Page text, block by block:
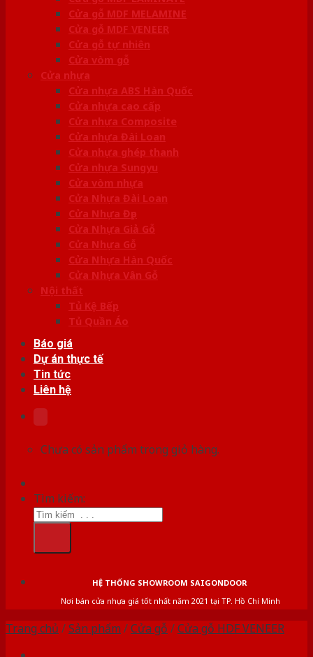
Cửa gỗ MDF MELAMINE
Cửa gỗ MDF VENEER
Cửa gỗ tự nhiên
Cửa vòm gỗ
Cửa nhựa
Cửa nhựa ABS Hàn Quốc
Cửa nhựa cao cấp
Cửa nhựa Composite
Cửa nhựa Đài Loan
Cửa nhựa ghép thanh
Cửa nhựa Sungyu
Cửa vòm nhựa
Cửa Nhựa Đài Loan
Cửa Nhựa Đẹp
Cửa Nhựa Giả Gỗ
Cửa Nhựa Gỗ
Cửa Nhựa Hàn Quốc
Cửa Nhựa Vân Gỗ
Nội thất
Tủ Kệ Bếp
Tủ Quần Áo
Báo giá
Dự án thực tế
Tin tức
Liên hệ
Chưa có sản phẩm trong giỏ hàng.
Tìm kiếm:
HỆ THỐNG SHOWROOM SAIGONDOOR
Nơi bán cửa nhựa giá tốt nhất năm 2021 tại TP. Hồ Chí Minh
Trang chủ /Sản phẩm /Cửa gỗ /Cửa gỗ HDF VENEER